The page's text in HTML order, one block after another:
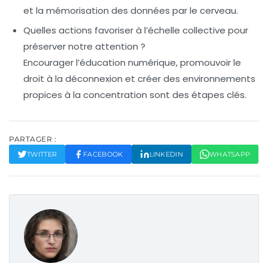
et la mémorisation des données par le cerveau.
Quelles actions favoriser à l’échelle collective pour
préserver notre attention ?
Encourager l’éducation numérique, promouvoir le
droit à la déconnexion et créer des environnements
propices à la concentration sont des étapes clés.
PARTAGER :
TWITTER FACEBOOK LINKEDIN WHATSAPP